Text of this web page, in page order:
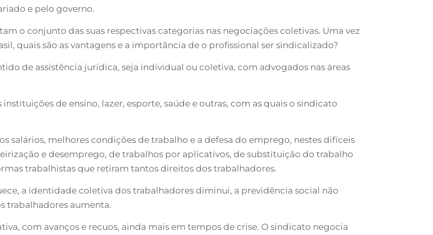
e pelo governo.
o conjunto das suas respectivas categorias nas negociações coletivas. Uma vez
quais são as vantagens e a importância de o profissional ser sindicalizado?
de assistência jurídica, seja individual ou coletiva, com advogados nas áreas
de ensino, lazer, esporte, saúde e outras, com as quais o sindicato
salários, melhores condições de trabalho e a defesa do emprego, nestes difíceis
e desemprego, de trabalhos por aplicativos, de substituição do trabalho
trabalhistas que retiram tantos direitos dos trabalhadores.
a identidade coletiva dos trabalhadores diminui, a previdência social não
trabalhadores aumenta.
com avanços e recuos, ainda mais em tempos de crise. O sindicato negocia